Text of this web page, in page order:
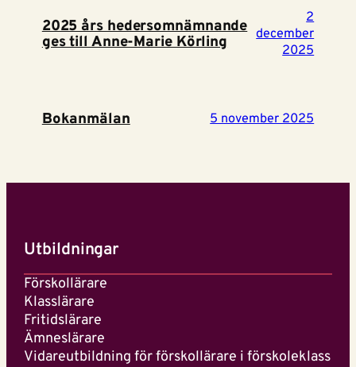
2025 års hedersomnämnande
ges till Anne-Marie Körling
2
december
2025
Bokanmälan 5 november 2025
Utbildningar
Förskollärare
Klasslärare
Fritidslärare
Ämneslärare
Vidareutbildning för förskollärare i förskoleklass